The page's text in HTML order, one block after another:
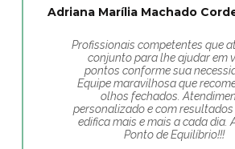
Adriana Marília Machado
Profissionais competentes que
conjunto para lhe ajudar em
pontos conforme sua
Equipe maravilhosa que
olhos fechados.
personalizado e com resultados
edifica mais e mais a cada dia.
Ponto de Equilíbrio!!!